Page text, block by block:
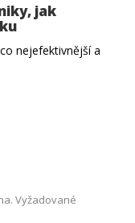
jak
nejefektivnější a
Vyžadované